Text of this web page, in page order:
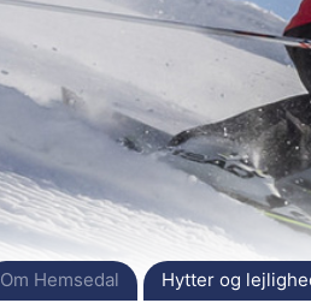
Om Hemsedal Hytter og